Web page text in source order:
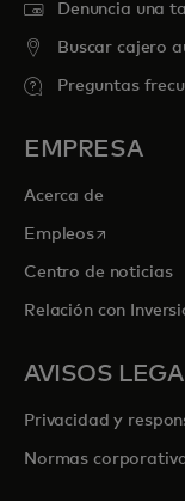
Denuncia una
Buscar cajero
Preguntas
EMPRESA
Acerca de
Empleosse abre en
Centro de noticias
Relación con
AVISOS
Privacidad y
Normas